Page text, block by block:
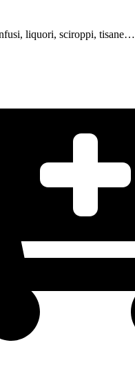
liquori, sciroppi, tisane…